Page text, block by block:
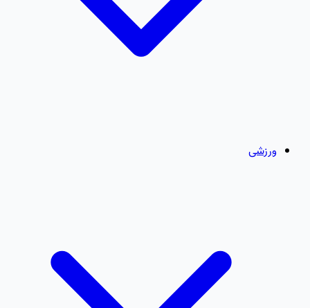
ورزشی